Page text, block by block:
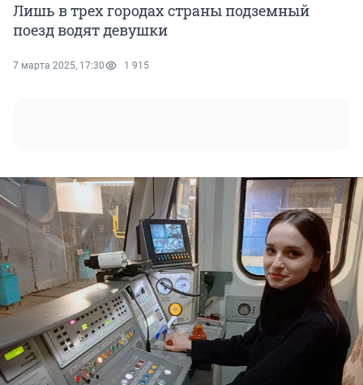
Лишь в трех городах страны подземный
поезд водят девушки
7 марта 2025, 17:30 1 915